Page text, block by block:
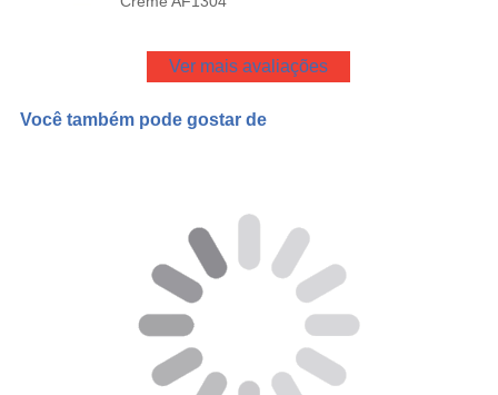
Ver mais avaliações
Você também pode gostar de